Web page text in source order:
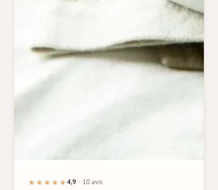
4,9 · 10 avis